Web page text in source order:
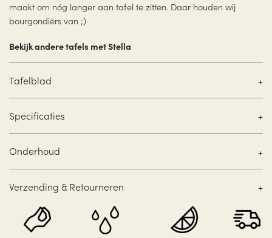
maakt om nóg langer aan tafel te zitten. Daar houden wij
bourgondiërs van ;)
Bekijk andere tafels met Stella
Tafelblad
Specificaties
Onderhoud
Verzending & Retourneren